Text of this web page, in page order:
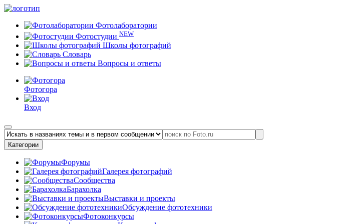
Фотолаборатории
Фотостудии NEW
Школы фотографий
Словарь
Вопросы и ответы
Фотогора
Вход
Категории
Форумы
Галерея фотографий
Сообщества
Барахолка
Выставки и проекты
Обсуждение фототехники
Фотоконкурсы